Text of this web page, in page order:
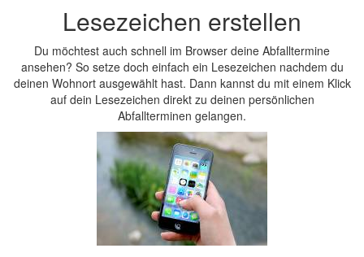
Lesezeichen erstellen
Du möchtest auch schnell im Browser deine Abfalltermine
ansehen? So setze doch einfach ein Lesezeichen nachdem du
deinen Wohnort ausgewählt hast. Dann kannst du mit einem Klick
auf dein Lesezeichen direkt zu deinen persönlichen
Abfallterminen gelangen.